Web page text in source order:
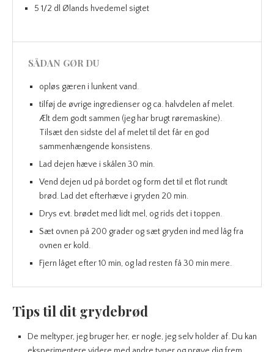
5 1/2 dl Ølands hvedemel sigtet
SÅDAN GØR DU
opløs gæren i lunkent vand.
tilføj de øvrige ingredienser og ca. halvdelen af melet.
Ælt dem godt sammen (jeg har brugt røremaskine).
Tilsæt den sidste del af melet til det får en god
sammenhængende konsistens.
Lad dejen hæve i skålen 30 min.
Vend dejen ud på bordet og form det til et flot rundt
brød. Lad det efterhæve i gryden 20 min.
Drys evt. brødet med lidt mel, og rids det i toppen.
Sæt ovnen på 200 grader og sæt gryden ind med låg fra
ovnen er kold.
Fjern låget efter 10 min, og lad resten få 30 min mere.
Tips til dit grydebrød
De meltyper, jeg bruger her, er nogle, jeg selv holder af. Du kan